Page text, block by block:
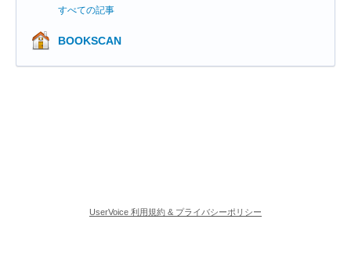
すべての記事
BOOKSCAN
UserVoice 利用規約 & プライバシーポリシー